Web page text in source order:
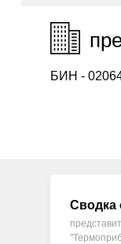
БИН -
Сводка